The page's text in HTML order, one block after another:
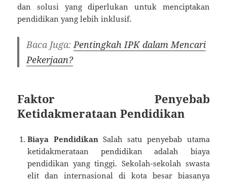
dan solusi yang diperlukan untuk menciptakan
pendidikan yang lebih inklusif.
Baca Juga: Pentingkah IPK dalam Mencari
Pekerjaan?
Faktor Penyebab
Ketidakmerataan Pendidikan
Biaya Pendidikan Salah satu penyebab utama
ketidakmerataan pendidikan adalah biaya
pendidikan yang tinggi. Sekolah-sekolah swasta
elit dan internasional di kota besar biasanya